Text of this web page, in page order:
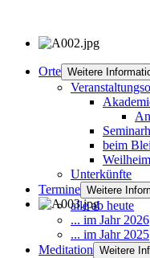
Orte Weitere
beim
Unterkünfte
Termine Weitere
alle ab heute
... im Jahr 2026
... im Jahr 2025
Meditation Weitere